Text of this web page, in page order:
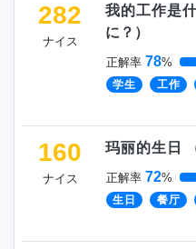
282
ナイス
我的工作是
に？ ）
正解率 78%
学生 工作
160
ナイス
玛丽的生日
正解率 72%
生日 餐厅